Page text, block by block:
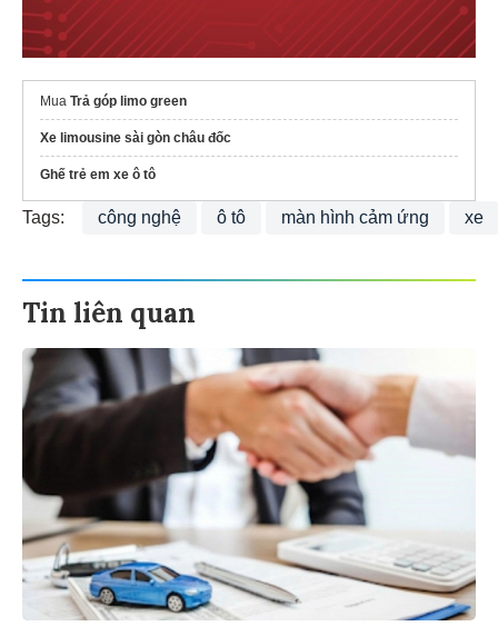
Mua Trả góp limo green
Xe limousine sài gòn châu đốc
Ghế trẻ em xe ô tô
Tags: công nghệ ô tô màn hình cảm ứng xe
Tin liên quan